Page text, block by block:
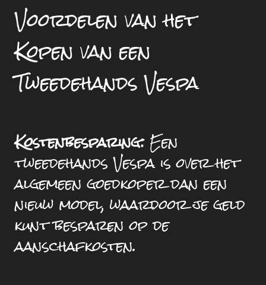
Voordelen van het
Kopen van een
Tweedehands Vespa
Kostenbesparing:Een
tweedehands Vespa is over het
algemeen goedkoper dan een
nieuw model, waardoor je geld
kunt besparen op de
aanschafkosten.